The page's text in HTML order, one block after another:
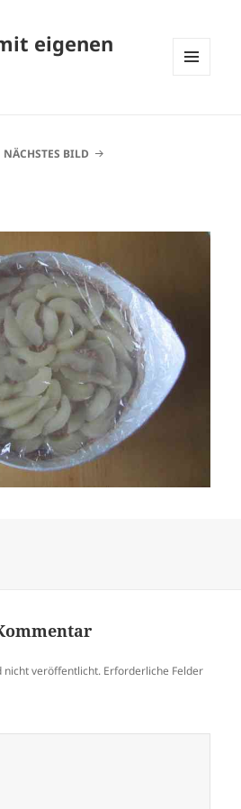
eigenen
NÄCHSTES BILD
nicht veröffentlicht. Erforderliche Felder